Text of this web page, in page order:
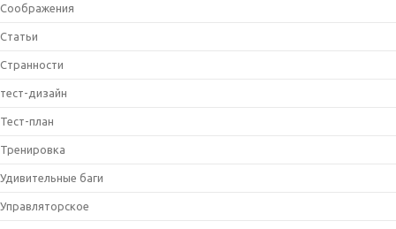
Соображения
Статьи
Странности
тест-дизайн
Тест-план
Тренировка
Удивительные баги
Управляторское